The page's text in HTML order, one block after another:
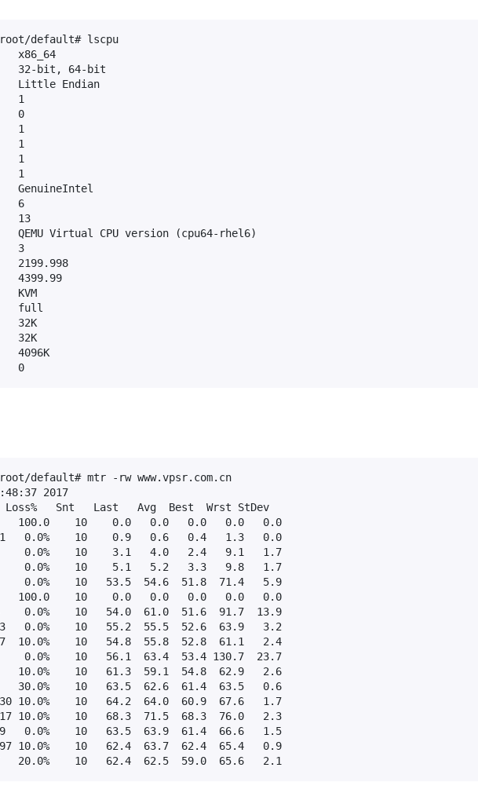
default# lscpu
x86_64
32-bit, 64-bit
Little Endian
1
0
1
1
1
1
GenuineIntel
6
13
Virtual CPU version (cpu64-rhel6)
3
2199.998
4399.99
KVM
full
32K
32K
4096K
0
default# mtr -rw www.vpsr.com.cn
2017
Snt   Last   Avg  Best  Wrst StDev
100.0    10    0.0   0.0   0.0   0.0   0.0
0.0%    10    0.9   0.6   0.4   1.3   0.0
0.0%    10    3.1   4.0   2.4   9.1   1.7
0.0%    10    5.1   5.2   3.3   9.8   1.7
0.0%    10   53.5  54.6  51.8  71.4   5.9
100.0    10    0.0   0.0   0.0   0.0   0.0
0.0%    10   54.0  61.0  51.6  91.7  13.9
0.0%    10   55.2  55.5  52.6  63.9   3.2
10.0%    10   54.8  55.8  52.8  61.1   2.4
0.0%    10   56.1  63.4  53.4 130.7  23.7
10.0%    10   61.3  59.1  54.8  62.9   2.6
30.0%    10   63.5  62.6  61.4  63.5   0.6
10.0%    10   64.2  64.0  60.9  67.6   1.7
10.0%    10   68.3  71.5  68.3  76.0   2.3
0.0%    10   63.5  63.9  61.4  66.6   1.5
10.0%    10   62.4  63.7  62.4  65.4   0.9
20.0%    10   62.4  62.5  59.0  65.6   2.1